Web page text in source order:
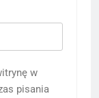
w
pisania